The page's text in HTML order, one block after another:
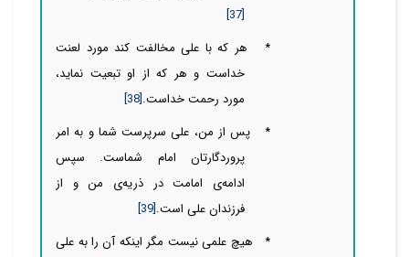
[37]
* هر که با علی مخالفت کند مورد لعنت
خداست و هر که از او تبعیت نماید،
مورد رحمت خداست.[38]
* پس از من، علی سرپرست شما و به امر
پروردگارتان امام شماست. سپس
ادامه‌ی امامت در ذریه‌ی من و از
فرزندان علی است.[39]
* هیچ علمی نیست مگر اینکه آن را به علی